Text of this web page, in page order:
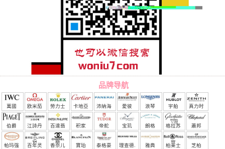
品牌导航
萬國 欧米茄 勞力士 卡地亞 沛納海 愛彼 浪琴 宇舶
（恒
宝）
真力时
伯爵 江詩丹
頓
百達翡
麗
积家 帝舵 宝玑 朗格 格拉苏
蒂
蕭邦
帕玛强 百年灵 香奈儿 寶珀 泰格豪 理查德. 雅典 柏莱士 芝柏